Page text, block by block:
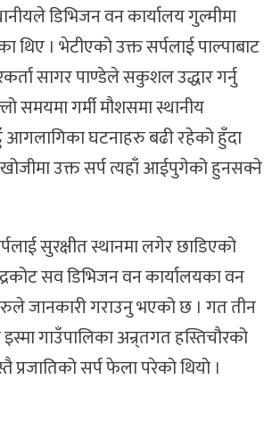
डिभिजन वन कार्यालय गुल्मीमा
थिए । भेटीएको उक्त सर्पलाई पाल्पाबाट
सागर पाण्डेले सकुशल उद्धार गर्नु
समयमा गर्मी मौशसमा स्थानीय
आगलागिका घटनाहरु बढी रहेको हुँदा
उक्त सर्प त्यहाँ आईपुगेको हुनसक्ने
सुरक्षीत स्थानमा लगेर छाडिएको
सव डिभिजन वन कार्यालयका वन
जानकारी गराउनु भएको छ । गत तीन
गाउँपालिका अन्र्तगत हस्तिचौरको
प्रजातिको सर्प फेला परेको थियो ।